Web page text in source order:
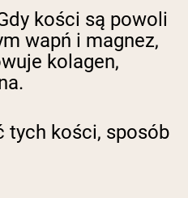
kości są powoli
wapń i magnez,
kolagen,
tych kości, sposób